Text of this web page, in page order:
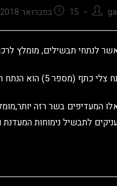
15 בפברואר 2018
לנתחי תבשילים, מומלץ
(מספר 5) הוא הנתח המוצלח ביותר,הוא מועשר בג'לטין,שומן וגם בשרני בטעמו.
לתבשיל נימוחות